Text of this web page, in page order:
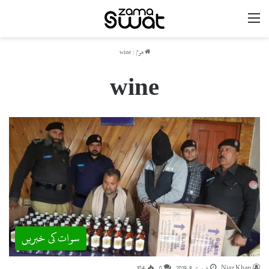
ھوم /
wine
wine
سوات کی خبریں